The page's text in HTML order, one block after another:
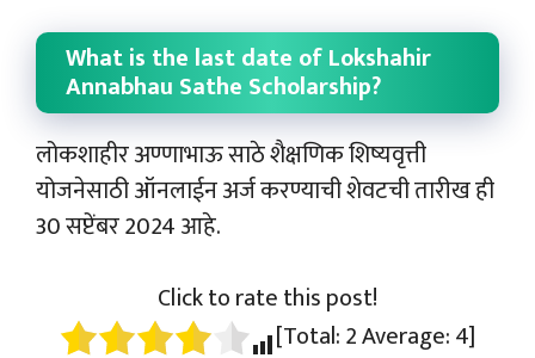
What is the last date of Lokshahir
Annabhau Sathe Scholarship?
लोकशाहीर अण्णाभाऊ साठे शैक्षणिक शिष्यवृत्ती
योजनेसाठी ऑनलाईन अर्ज करण्याची शेवटची तारीख ही
30 सप्टेंबर 2024 आहे.
Click to rate this post!
[Total:2Average:4]